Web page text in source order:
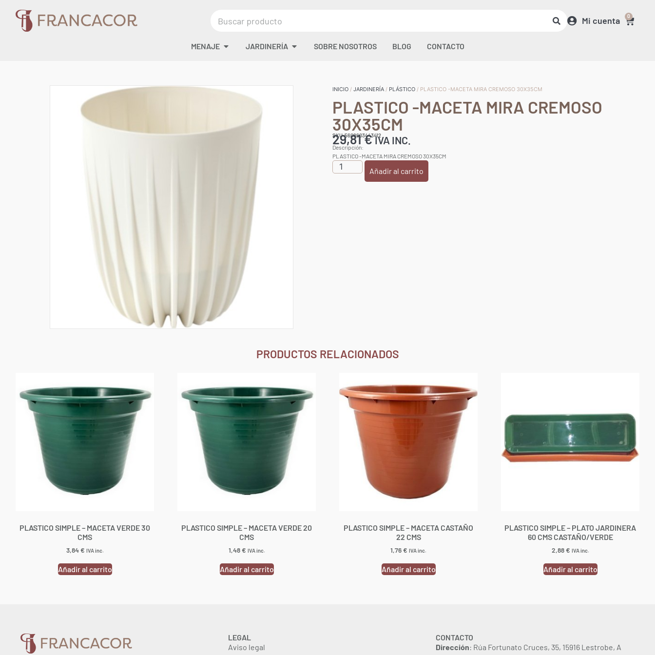
Mi cuenta 0
MENAJE JARDINERÍA SOBRE NOSOTROS BLOG CONTACTO
INICIO / JARDINERÍA / PLÁSTICO / PLASTICO -MACETA MIRA CREMOSO 30X35CM
PLASTICO -MACETA MIRA CREMOSO
30X35CM
SKU:5608603443412
29,81€IVA INC.
Descripción:
PLASTICO -MACETA MIRA CREMOSO 30X35CM
Añadir al carrito
PRODUCTOS RELACIONADOS
PLASTICO SIMPLE – MACETA VERDE 30
CMS
3,84€ IVA inc.
Añadir al carrito
PLASTICO SIMPLE – MACETA VERDE 20
CMS
1,48€ IVA inc.
Añadir al carrito
PLASTICO SIMPLE – MACETA CASTAÑO
22 CMS
1,76€ IVA inc.
Añadir al carrito
PLASTICO SIMPLE – PLATO JARDINERA
60 CMS CASTAÑO/VERDE
2,88€ IVA inc.
Añadir al carrito
LEGAL
Aviso legal
CONTACTO
Dirección: Rúa Fortunato Cruces, 35, 15916 Lestrobe, A